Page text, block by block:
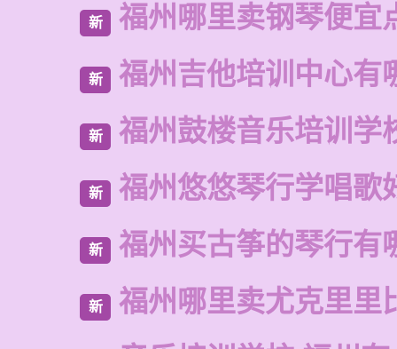
新 福州哪里卖钢琴便宜
新 福州吉他培训中心有
新 福州鼓楼音乐培训学
新 福州悠悠琴行学唱歌
新 福州买古筝的琴行有
新 福州哪里卖尤克里里